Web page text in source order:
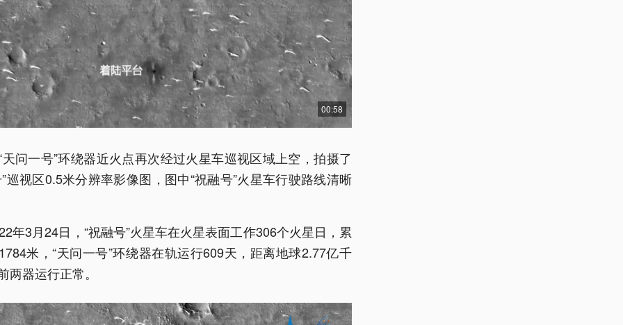
00:58
天问一号”环绕器近火点再次经过火星车巡视区域上空，拍摄了
巡视区0.5米分辨率影像图，图中“祝融号”火星车行驶路线清晰
年3月24日，“祝融号”火星车在火星表面工作306个火星日，累
米，“天问一号”环绕器在轨运行609天，距离地球2.77亿千
两器运行正常。